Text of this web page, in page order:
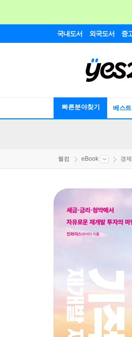
국내도서 외국도서 중
빠른분야찾기 베스트
웰컴 eBook 경